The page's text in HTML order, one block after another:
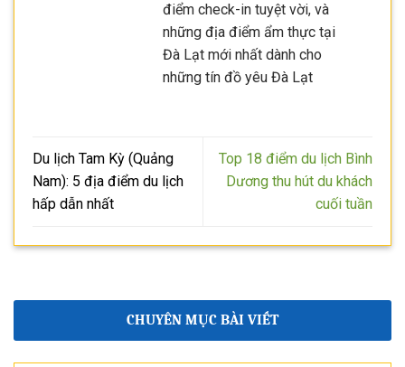
điểm check-in tuyệt vời, và
những địa điểm ẩm thực tại
Đà Lạt mới nhất dành cho
những tín đồ yêu Đà Lạt
Du lịch Tam Kỳ (Quảng
Nam): 5 địa điểm du lịch
hấp dẫn nhất
Top 18 điểm du lịch Bình
Dương thu hút du khách
cuối tuần
CHUYÊN MỤC BÀI VIẾT